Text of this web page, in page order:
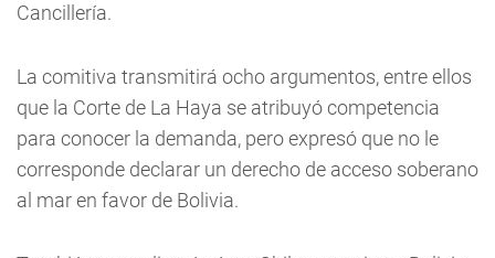
Cancillería.
La comitiva transmitirá ocho argumentos, entre ellos
que la Corte de La Haya se atribuyó competencia
para conocer la demanda, pero expresó que no le
corresponde declarar un derecho de acceso soberano
al mar en favor de Bolivia.